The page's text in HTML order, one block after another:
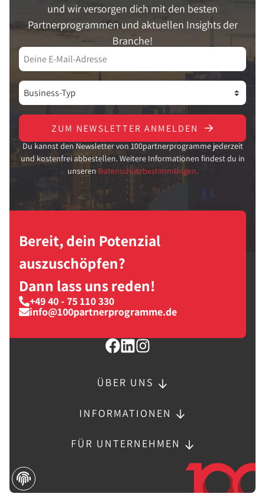
und wir versorgen dich mit den besten
Partnerprogrammen und aktuellen Insights der
Branche!
ZUM NEWSLETTER ANMELDEN
Du kannst den Newsletter von 100partnerprogramme jederzeit
und kostenfrei abbestellen. Weitere Informationen findest du in
unseren Datenschutzbestimmungen.
Bereit, dein Potenzial
auszuschöpfen?
Dann lass uns reden!
+49 40 - 75 110 330
info@100partnerprogramme.de
ÜBER UNS
INFORMATIONEN
FÜR UNTERNEHMEN